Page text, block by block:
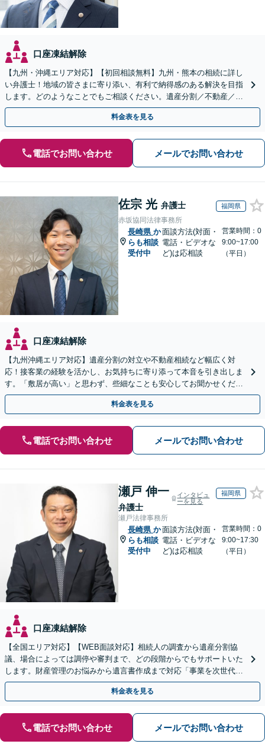
口座凍結解除
【九州・沖縄エリア対応】【初回相談無料】九州・熊本の相続に詳し
い弁護士！地域の皆さまに寄り添い、有利で納得感のある解決を目指
します。どのようなことでもご相談ください。遺産分割／不動産／遺
言書／使い込み／寄与分／遺留分／相続放棄【完全個室】
料金表を見る
電話でお問い合わせ メールでお問い合わせ
佐宗 光 弁護士 福岡県
赤坂協同法律事務所
長崎県 か
らも相談
受付中
面談方法(対面・
電話・ビデオな
ど)は応相談
営業時間：0
9:00~17:00
（平日）
口座凍結解除
【九州沖縄エリア対応】遺産分割の対立や不動産相続など幅広く対
応！接客業の経験を活かし、お気持ちに寄り添って本音を引き出しま
す。「敷居が高い」と思わず、些細なことも安心してお聞かせくださ
い【初回相談無料】【夜間・休日相談可】
料金表を見る
電話でお問い合わせ メールでお問い合わせ
瀬戸 伸一
弁護士
インタビュ
ーを見る
福岡県
瀬戸法律事務所
長崎県 か
らも相談
受付中
面談方法(対面・
電話・ビデオな
ど)は応相談
営業時間：0
9:00~17:30
（平日）
口座凍結解除
【全国エリア対応】【WEB面談対応】相続人の調査から遺産分割協
議、場合によっては調停や審判まで、どの段階からでもサポートいた
します。財産管理のお悩みから遺言書作成まで対応「事業を次世代に
引き継ぐ安心の事業承継をサポート」【完全個室相談】
料金表を見る
電話でお問い合わせ メールでお問い合わせ